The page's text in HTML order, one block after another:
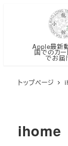
Apple最新
国でのカー
でお届
トップページ
ihome